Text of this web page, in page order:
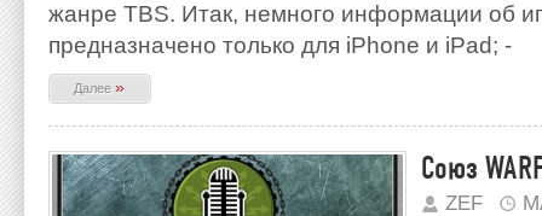
жанре TBS. Итак, немного информации об
предназначено только для iPhone и iPad; -
Далее»
Союз
ZEF